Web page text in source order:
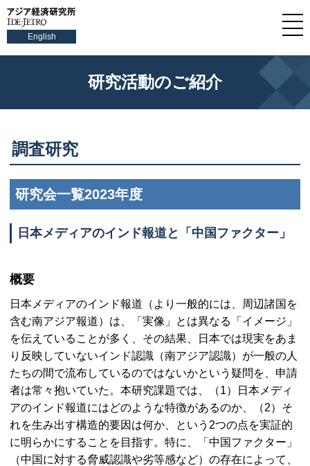
English
研究活動のご紹介
調査研究
研究会一覧2023年度
日本メディアのインド報道と「中国ファクター」
概要
日本メディアのインド報道（より一般的には、周辺諸国を
含む南アジア報道）は、「実像」とは異なる「イメージ」
を伝えていることが多く、その結果、日本では現実をあま
り反映していないインド認識（南アジア認識）が一般の人
たちの間で流布しているのではないかという疑問を、申請
者は常々抱いていた。本研究課題では、（1）日本メディ
アのインド報道にはどのような特徴があるのか、（2）そ
れを生み出す構造的要因は何か、という2つの点を実証的
に明らかにすることを目指す。特に、「中国ファクター」
（中国に対する脅威認識や劣等感など）の存在によって、